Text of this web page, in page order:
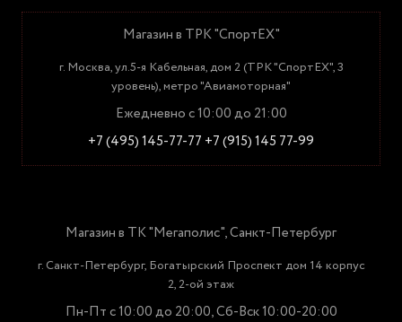
Магазин в ТРК "СпортЕХ"
г. Москва, ул.5-я Кабельная, дом 2 (ТРК "СпортЕХ", 3
уровень), метро "Авиамоторная"
Ежедневно с 10:00 до 21:00
+7 (495) 145-77-77 +7 (915) 145 77-99
Магазин в ТК "Мегаполис", Санкт-Петербург
г. Санкт-Петербург, Богатырский Проспект дом 14 корпус
2, 2-ой этаж
Пн-Пт с 10:00 до 20:00, Сб-Вск 10:00-20:00